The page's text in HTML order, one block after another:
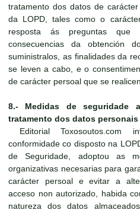
tratamento dos datos de
da LOPD, tales como o
resposta ás preguntas que
consecuencias da obtención
suministralos, as finalidades da
se leven a cabo, e o
de carácter persoal que se
8.- Medidas de seguridade
tratamento dos datos personais
Editorial Toxosoutos.com
conformidade co disposto na
de Seguridade, adoptou as
organizativas necesarias para
carácter persoal e evitar a
acceso non autorizado, habida
natureza dos datos